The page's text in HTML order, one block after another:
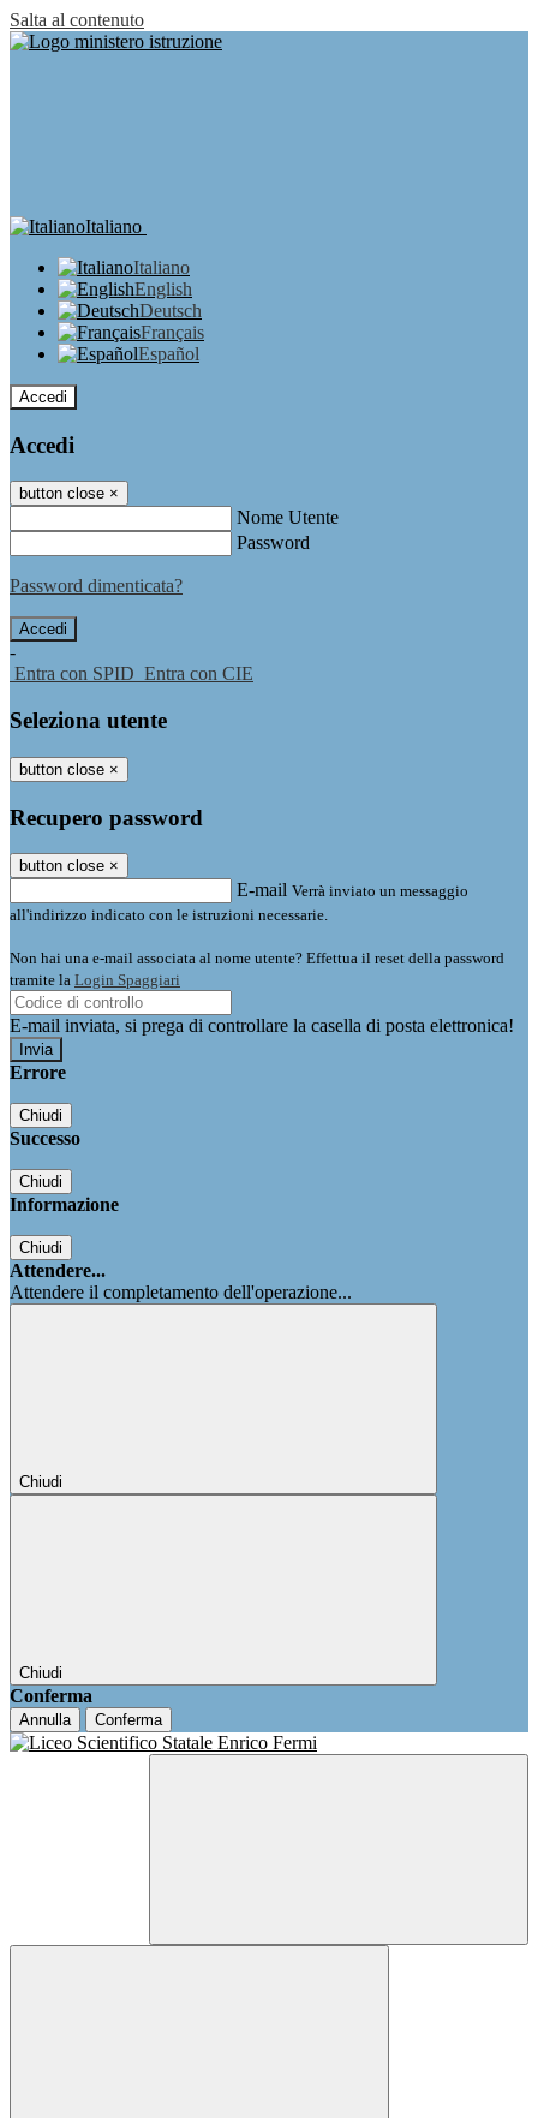
Salta al contenuto
Italiano
Italiano
English
Deutsch
Français
Español
Accedi
Accedi
button close ×
Nome Utente
Password
Password dimenticata?
-
Entra con SPID Entra con CIE
Seleziona utente
button close ×
Recupero password
button close ×
E-mail Verrà inviato un messaggio
all'indirizzo indicato con le istruzioni necessarie.
Non hai una e-mail associata al nome utente? Effettua il reset della password
tramite la Login Spaggiari
E-mail inviata, si prega di controllare la casella di posta elettronica!
Errore
Chiudi
Successo
Chiudi
Informazione
Chiudi
Attendere...
Attendere il completamento dell'operazione...
Chiudi
Chiudi
Conferma
Annulla Conferma